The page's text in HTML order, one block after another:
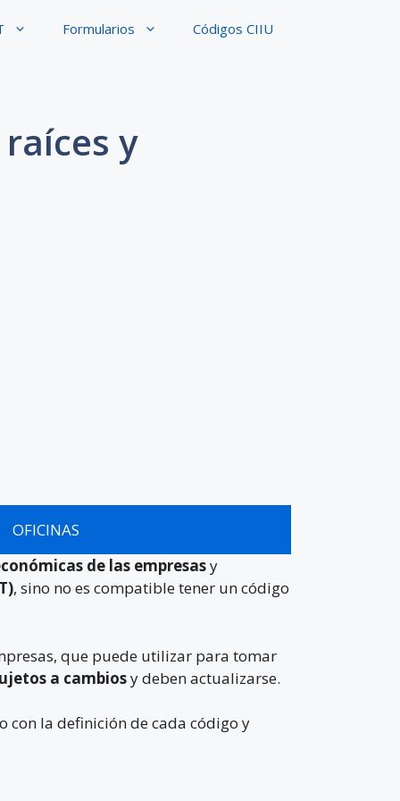
Formularios Códigos CIIU
y
OFICINAS
de las empresasy
, sino no es compatible tener un código
que puede utilizar para tomar
a cambiosy deben actualizarse.
con la definición de cada código y